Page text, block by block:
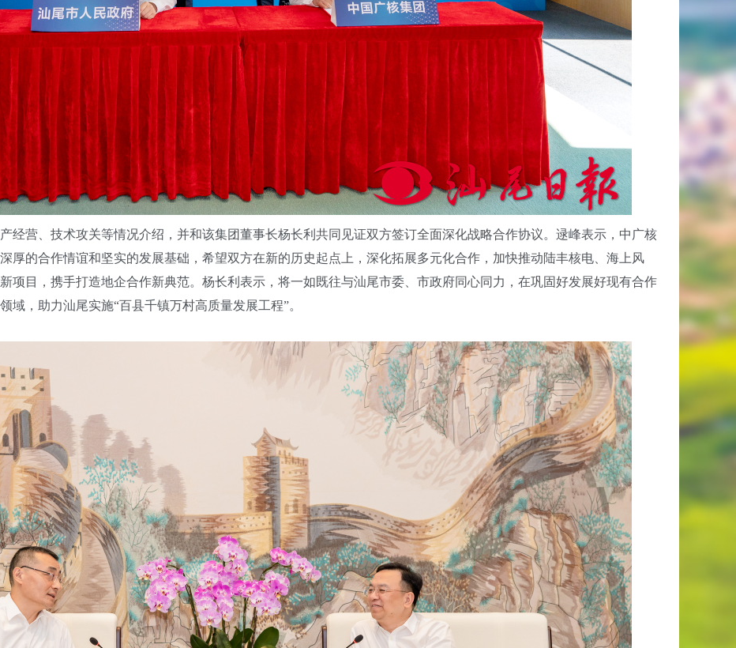
营、技术攻关等情况介绍，并和该集团董事长杨长利共同见证双方签订全面深化战略合作协议。逯峰表示，中广核
厚的合作情谊和坚实的发展基础，希望双方在新的历史起点上，深化拓展多元化合作，加快推动陆丰核电、海上风
项目，携手打造地企合作新典范。杨长利表示，将一如既往与汕尾市委、市政府同心同力，在巩固好发展好现有合作
域，助力汕尾实施“百县千镇万村高质量发展工程”。